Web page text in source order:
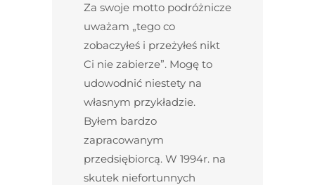
Za swoje motto podróżnicze
uważam „tego co
zobaczyłeś i przeżyłeś nikt
Ci nie zabierze”. Mogę to
udowodnić niestety na
własnym przykładzie.
Byłem bardzo
zapracowanym
przedsiębiorcą. W 1994r. na
skutek niefortunnych